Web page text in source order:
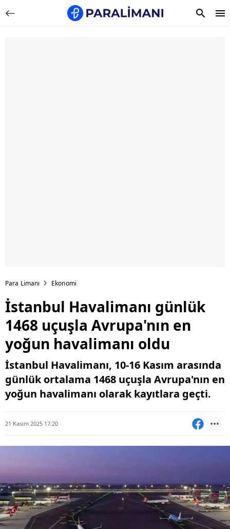
Para Limanı Ekonomi
İstanbul Havalimanı günlük
1468 uçuşla Avrupa'nın en
yoğun havalimanı oldu
İstanbul Havalimanı, 10-16 Kasım arasında
günlük ortalama 1468 uçuşla Avrupa'nın en
yoğun havalimanı olarak kayıtlara geçti.
21 Kasım 2025 17:20